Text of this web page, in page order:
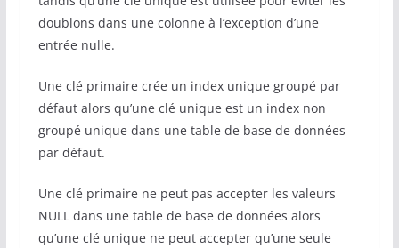
doublons dans une colonne à l’exception d’une
entrée nulle.
Une clé primaire crée un index unique groupé par
défaut alors qu’une clé unique est un index non
groupé unique dans une table de base de données
par défaut.
Une clé primaire ne peut pas accepter les valeurs
NULL dans une table de base de données alors
qu’une clé unique ne peut accepter qu’une seule